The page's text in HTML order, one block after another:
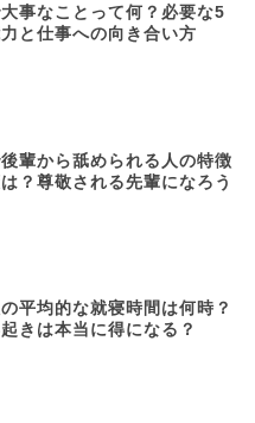
事なことって何？必要な5
と仕事への向き合い方
輩から舐められる人の特徴
？尊敬される先輩になろう
平均的な就寝時間は何時？
きは本当に得になる？